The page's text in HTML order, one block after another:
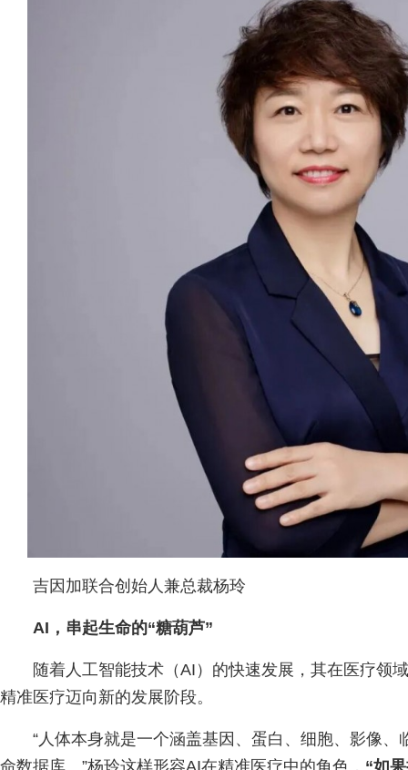
吉因加联合创始人兼总裁杨玲
AI，串起生命的“糖葫芦”
随着人工智能技术（AI）的快速发展，其在医疗领
精准医疗迈向新的发展阶段。
“人体本身就是一个涵盖基因、蛋白、细胞、影像
命数据库。”杨玲这样形容AI在精准医疗中的角色， “如